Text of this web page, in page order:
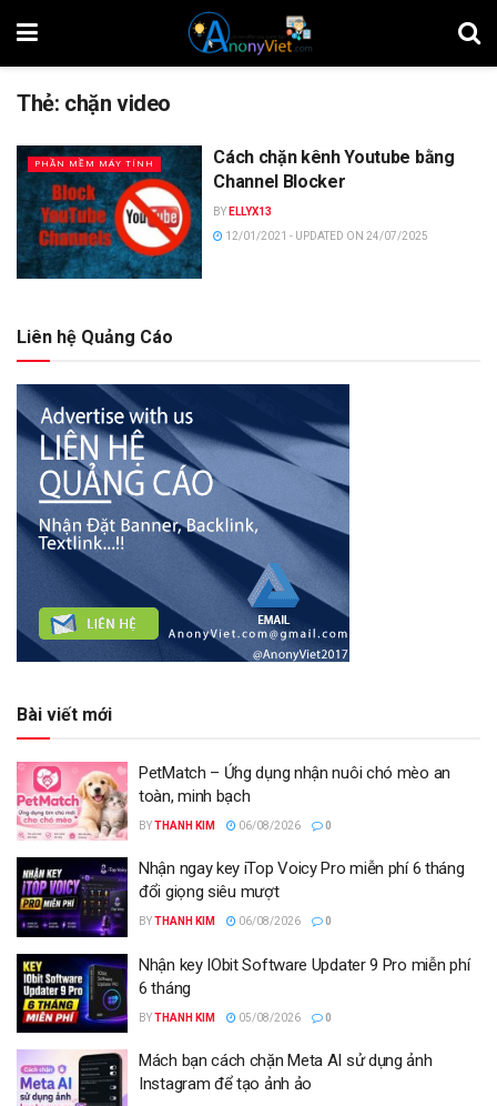
Thẻ: chặn video
PHẦN MỀM MÁY TÍNH
Cách chặn kênh Youtube bằng
Channel Blocker
BY ELLYX13
12/01/2021 - UPDATED ON 24/07/2025
Liên hệ Quảng Cáo
Bài viết mới
PetMatch – Ứng dụng nhận nuôi chó mèo an
toàn, minh bạch
BYTHANH KIM 06/08/2026 0
Nhận ngay key iTop Voicy Pro miễn phí 6 tháng
đổi giọng siêu mượt
BYTHANH KIM 06/08/2026 0
Nhận key IObit Software Updater 9 Pro miễn phí
6 tháng
BYTHANH KIM 05/08/2026 0
Mách bạn cách chặn Meta AI sử dụng ảnh
Instagram để tạo ảnh ảo